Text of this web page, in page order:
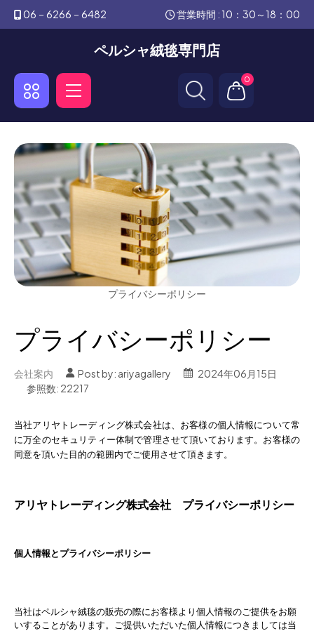
06－6266－6482 営業時間 : 10：30～18：00
ペルシャ絨毯専門店
0
プライバシーポリシー
プライバシーポリシー
会社案内 Post by: ariyagallery
2024年06月15日
参照数: 22217
当社アリヤトレーディング株式会社は、お客様の個人情報について常
に万全のセキュリティー体制で管理させて頂いております。お客様の
同意を頂いた目的の範囲内でご使用させて頂きます。
アリヤトレーディング株式会社 プライバシーポリシー
個人情報とプライバシーポリシー
当社はペルシャ絨毯の販売の際にお客様より個人情報のご提供をお願
いすることがあります。ご提供いただいた個人情報につきましては当